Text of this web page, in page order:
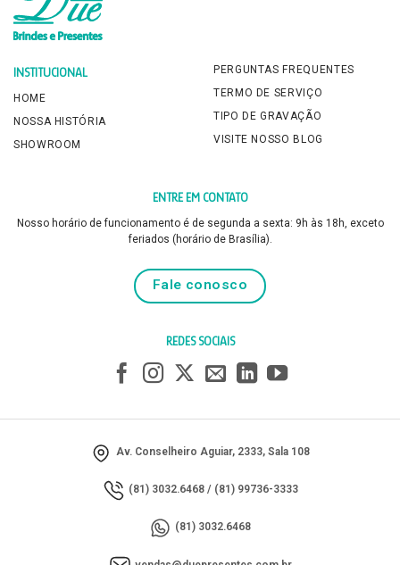
INSTITUCIONAL
HOME
NOSSA HISTÓRIA
SHOWROOM
PERGUNTAS FREQUENTES
TERMO DE SERVIÇO
TIPO DE GRAVAÇÃO
VISITE NOSSO BLOG
ENTRE EM CONTATO
Nosso horário de funcionamento é de segunda a sexta: 9h às 18h, exceto
feriados (horário de Brasília).
Fale conosco
REDES SOCIAIS
Av. Conselheiro Aguiar, 2333, Sala 108
(81) 3032.6468/ (81) 99736-3333
(81) 3032.6468